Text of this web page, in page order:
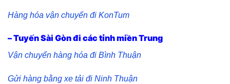
Hàng hóa vận chuyển đi KonTum
– Tuyến Sài Gòn đi các tỉnh miền Trung
Vận chuyển hàng hóa đi Bình Thuận
Gửi hàng bằng xe tải đi Ninh Thuận